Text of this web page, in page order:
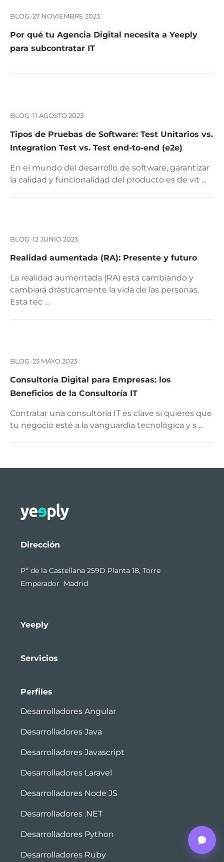
BLOG ·27 NOVIEMBRE 2023
Por qué tu Agencia Digital necesita a Yeeply
para subcontratar IT
BLOG ·11 AGOSTO 2023
Tipos de Pruebas de Software: Test Unitarios vs.
Integration Test vs. Test end-to-end (e2e)
En el mundo del desarrollo de software, garantizar
la calidad y funcionalidad del producto es de vit …
BLOG ·12 JUNIO 2023
Realidad aumentada (RA): Presente y futuro
La realidad aumentada (RA) está cambiando y
cambiará drásticamente la vida de las personas.
Esta tec …
BLOG ·23 MAYO 2023
Consultoría Digital para Empresas: los
Beneficios de la Consultoría IT
Contratar una consultoría IT es clave si quieres que
tu negocio esté a la vanguardia tecnológica y s …
Dirección
Pº de la Castellana 259D Planta 18, Torre
Emperador Madrid
Yeeply
Servicios
Perfiles
Desarrolladores Angular
Desarrolladores Java
Desarrolladores Javascript
Desarrolladores Laravel
Desarrolladores Node JS
Desarrolladores .NET
Desarrolladores Python
Desarrolladores Ruby